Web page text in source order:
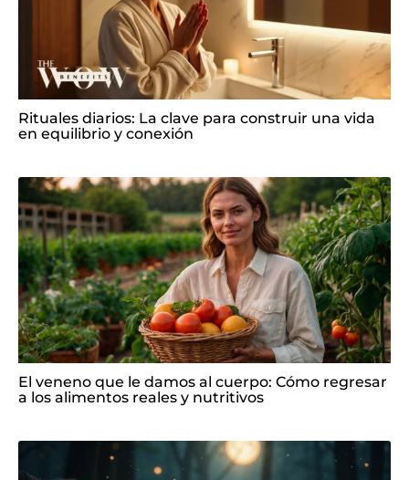
Rituales diarios: La clave para construir una vida
en equilibrio y conexión
El veneno que le damos al cuerpo: Cómo regresar
a los alimentos reales y nutritivos